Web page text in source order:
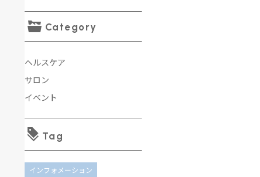
Category
ヘルスケア
サロン
イベント
Tag
インフォメーション